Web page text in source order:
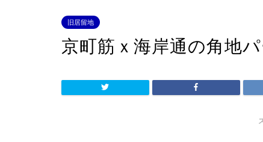
旧居留地
京町筋ｘ海岸通の角地